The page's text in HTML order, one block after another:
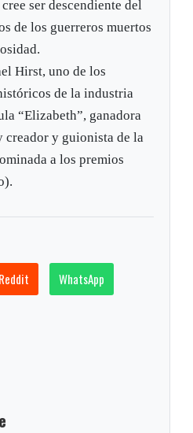
ser descendiente del
de los guerreros muertos
Hirst, uno de los
de la industria
“Elizabeth”, ganadora
creador y guionista de la
a los premios
Reddit WhatsApp